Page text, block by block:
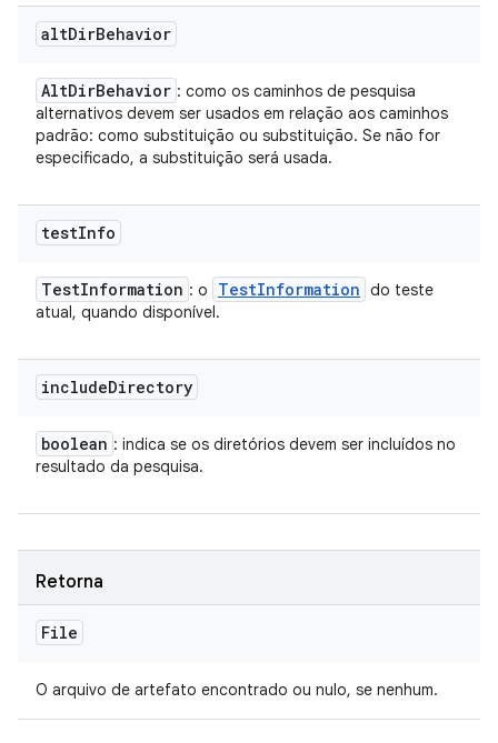
altDirBehavior
AltDirBehavior : como os caminhos de pesquisa
alternativos devem ser usados em relação aos caminhos
padrão: como substituição ou substituição. Se não for
especificado, a substituição será usada.
testInfo
TestInformation : o TestInformation do teste
atual, quando disponível.
includeDirectory
boolean : indica se os diretórios devem ser incluídos no
resultado da pesquisa.
Retorna
File
O arquivo de artefato encontrado ou nulo, se nenhum.